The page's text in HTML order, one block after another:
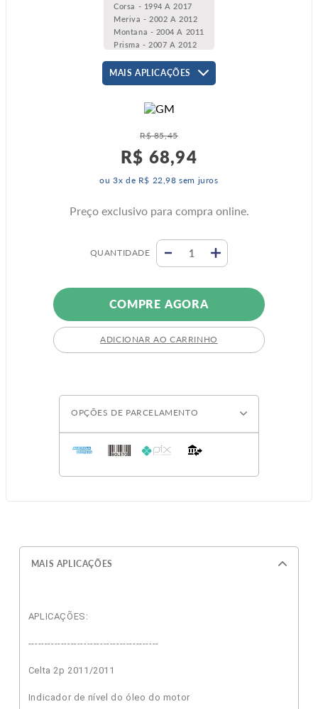
Corsa - 1994 A 2017
Meriva - 2002 A 2012
Montana - 2004 A 2011
Prisma - 2007 A 2012
MAIS APLICAÇÕES
R$ 85,45
R$ 68,94
ou3x de R$ 22 ,98 sem juros
Preço exclusivo para compra online.
QUANTIDADE
COMPRE AGORA
ADICIONAR AO CARRINHO
OPÇÕES DE PARCELAMENTO
MAIS APLICAÇÕES
APLICAÇÕES:
----------------------------------------
Celta 2p 2011/2011
Indicador de nível do óleo do motor